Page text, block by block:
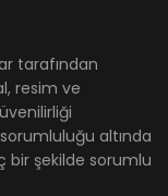
tarafından
resim ve
altında
bir şekilde sorumlu